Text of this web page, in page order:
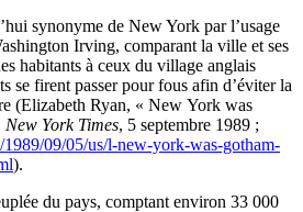
synonyme de New York par l’usage
Irving, comparant la ville et ses
habitants à ceux du village anglais
se firent passer pour fous afin d’éviter la
(Elizabeth Ryan, « New York was
New York Times, 5 septembre 1989 ;
09/05/us/l-new-york-was-gotham-
).
du pays, comptant environ 33 000